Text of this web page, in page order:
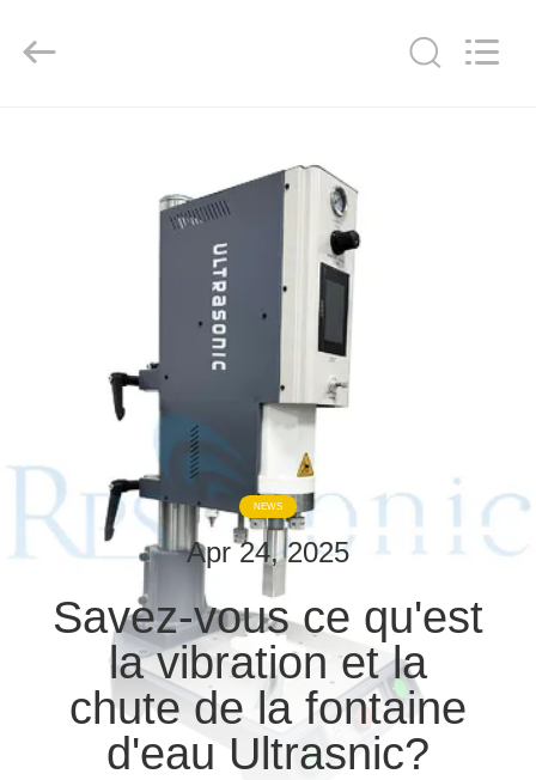
PRODUITS
VISITE
D'USINE
CONTRÔLE
QUALITÉ
CONTACTEZ-
Co.,
NEWS
Apr 24, 2025
Savez-vous ce qu'est
la vibration et la
chute de la fontaine
d'eau Ultrasnic?